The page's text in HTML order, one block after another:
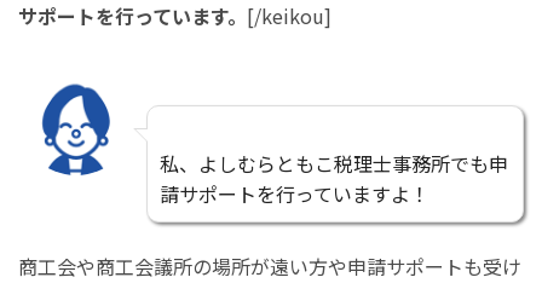
サポートを行っています。 [/keikou]
私、よしむらともこ税理士事務所でも申
請サポートを行っていますよ！
商工会や商工会議所の場所が遠い方や申請サポートも受け